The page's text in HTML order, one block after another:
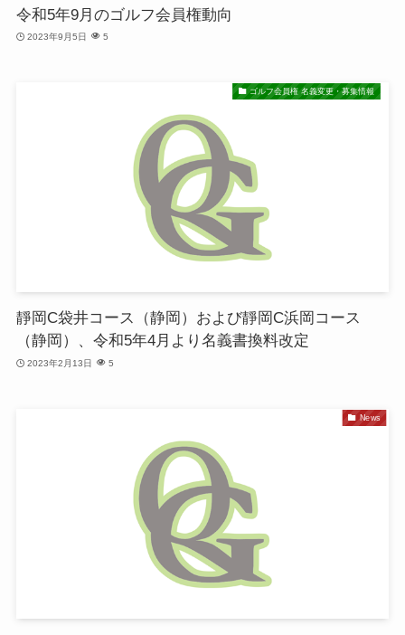
令和5年9月のゴルフ会員権動向
2023年9月5日 5
ゴルフ会員権 名義変更・募集情報
靜岡C袋井コース（静岡）および靜岡C浜岡コース
（静岡）、令和5年4月より名義書換料改定
2023年2月13日 5
News